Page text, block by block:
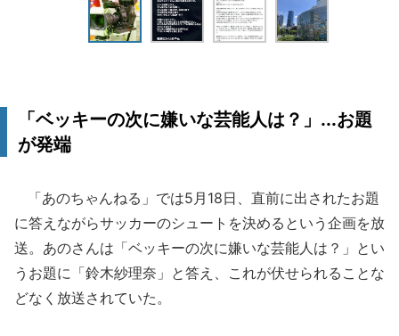
「ベッキーの次に嫌いな芸能人は？」...お題
が発端
「あのちゃんねる」では5月18日、直前に出されたお題
に答えながらサッカーのシュートを決めるという企画を放
送。あのさんは「ベッキーの次に嫌いな芸能人は？」とい
うお題に「鈴木紗理奈」と答え、これが伏せられることな
どなく放送されていた。